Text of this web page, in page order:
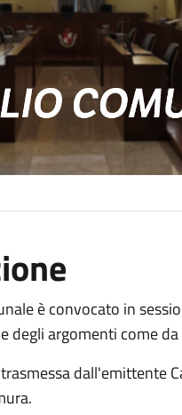
è convocato in
degli argomenti come
dall'emittente